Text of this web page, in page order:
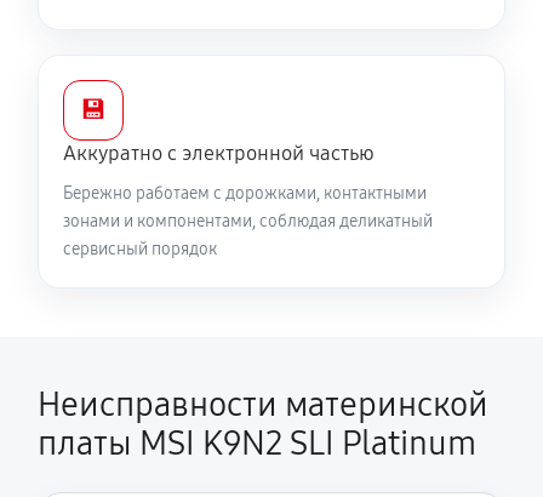
💾
Аккуратно с электронной частью
Бережно работаем с дорожками, контактными
зонами и компонентами, соблюдая деликатный
сервисный порядок
Неисправности материнской
платы MSI K9N2 SLI Platinum